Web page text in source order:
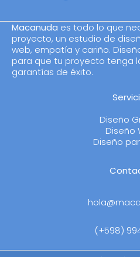
Macanuda es todo lo que
proyecto, un estudio de
web, empatía y cariño.
para que tu proyecto tenga
garantías de éxito.
Diseño
Diseño
Diseño
(+598)